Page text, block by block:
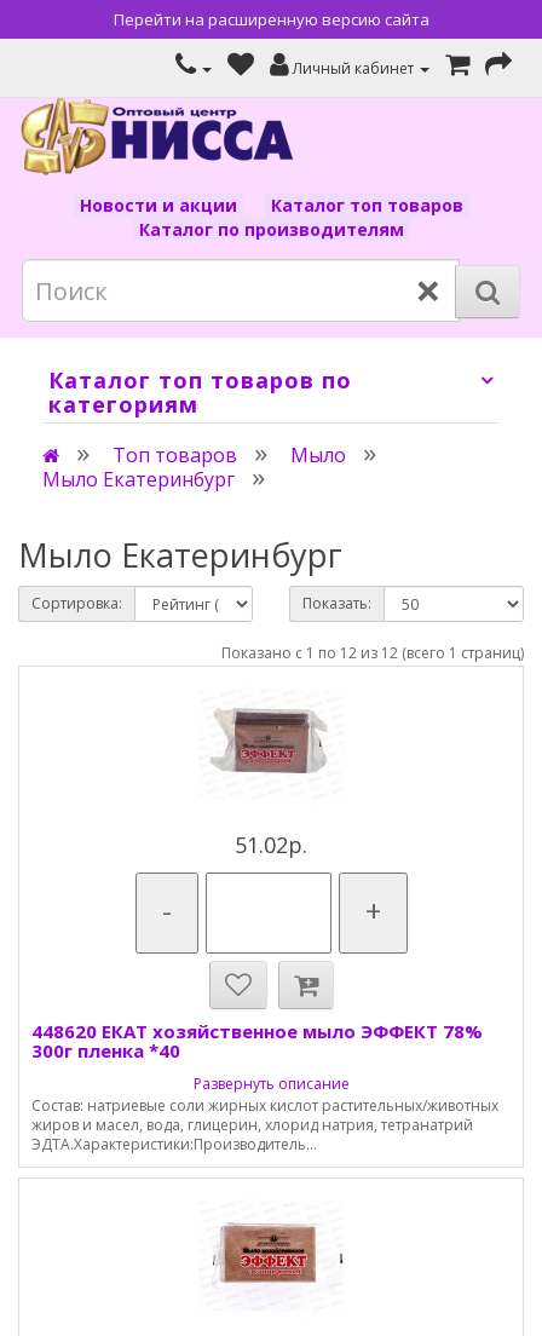
Перейти на расширенную версию сайта
Личный кабинет
Новости и акции
Каталог топ товаров
Каталог по производителям
×
Каталог топ товаров по
категориям
Топ товаров
Мыло
Мыло Екатеринбург
Мыло Екатеринбург
Сортировка: Показать:
Показано с 1 по 12 из 12 (всего 1 страниц)
51.02р.
- +
448620 ЕКАТ хозяйственное мыло ЭФФЕКТ 78%
300г пленка *40
Развернуть описание
Состав: натриевые соли жирных кислот растительных/животных
жиров и масел, вода, глицерин, хлорид натрия, тетранатрий
ЭДТА.Характеристики:Производитель...